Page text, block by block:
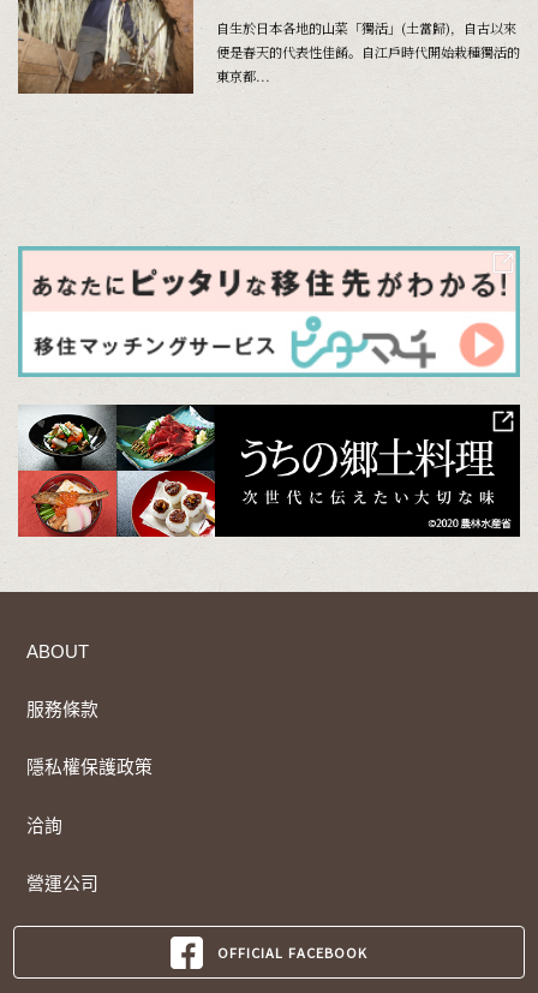
自生於日本各地的山菜「獨活」(土當歸)，自古以來
便是春天的代表性佳餚。自江戶時代開始栽種獨活的
東京都...
ABOUT
服務條款
隱私權保護政策
洽詢
營運公司
OFFICIAL FACEBOOK